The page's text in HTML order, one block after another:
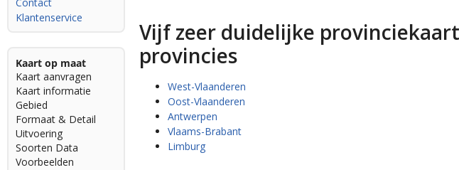
Klantenservice
Kaart op maat
Kaart aanvragen
Kaart informatie
Gebied
Formaat & Detail
Uitvoering
Soorten Data
Voorbeelden
Vijf zeer duidelijke
provincies
West-Vlaanderen
Oost-Vlaanderen
Antwerpen
Vlaams-Brabant
Limburg